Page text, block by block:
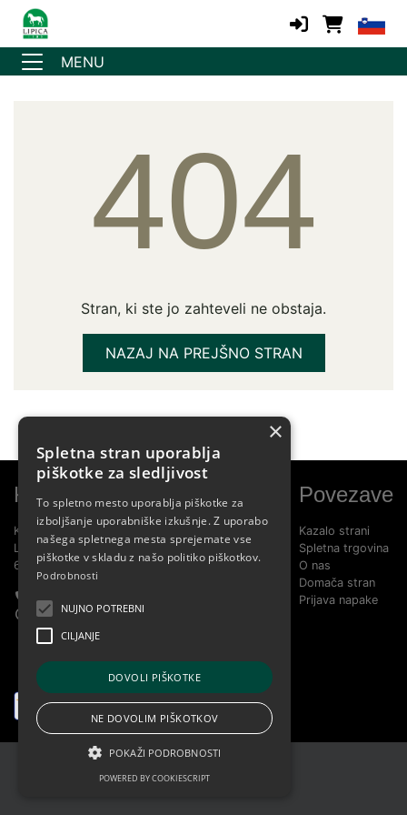
MENU
404
Stran, ki ste jo zahteveli ne obstaja.
NAZAJ NA PREJŠNO STRAN
Kontakt
KOBILARNA LIPICA D.O.O.
LIPICA 5
6210 SEŽANA
info@lipica.org
Povezave
Kazalo strani
Spletna trgovina
O nas
Domača stran
Prijava napake
×
Spletna stran uporablja
piškotke za sledljivost
To spletno mesto uporablja piškotke za
izboljšanje uporabniške izkušnje. Z uporabo
našega spletnega mesta sprejemate vse
piškotke v skladu z našo politiko piškotkov.
Podrobnosti
NUJNO POTREBNI
CILJANJE
DOVOLI PIŠKOTKE
NE DOVOLIM PIŠKOTKOV
POKAŽI PODROBNOSTI
POWERED BY COOKIESCRIPT